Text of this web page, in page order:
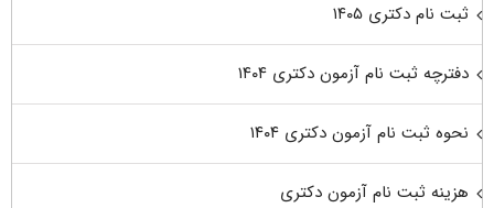
ثبت نام دکتری ۱۴۰۵
دفترچه ثبت نام آزمون دکتری ۱۴۰۴
نحوه ثبت نام آزمون دکتری ۱۴۰۴
هزینه ثبت نام آزمون دکتری